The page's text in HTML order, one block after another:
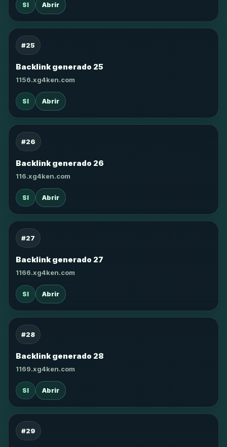
SI Abrir
#25
Backlink generado 25
1156.xg4ken.com
SI Abrir
#26
Backlink generado 26
116.xg4ken.com
SI Abrir
#27
Backlink generado 27
1166.xg4ken.com
SI Abrir
#28
Backlink generado 28
1169.xg4ken.com
SI Abrir
#29